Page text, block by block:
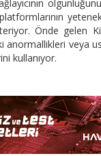
Önde gelen
anormallikleri veya
kullanıyor.